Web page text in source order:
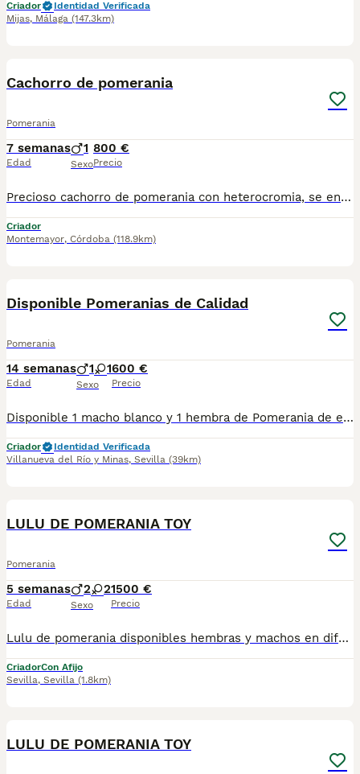
Criador
Identidad Verificada
Mijas, Málaga (147.3km)
Cachorro de pomerania
Pomerania
7 semanas
Edad
1
Sexo
800 €
Precio
Precioso cachorro de pomerania con heterocromia, se entrega con 3 vacunas, microchip y test vírico. Preferible entrega en persona, se pueden ver a los padres
Criador
Montemayor, Córdoba (118.9km)
Disponible Pomeranias de Calidad
Pomerania
14 semanas
Edad
1 1
Sexo
600 €
Precio
Disponible 1 macho blanco y 1 hembra de Pomerania de excelente calidad, están listos para entregar, tienen 3 meses, van con su vacuna y cartilla, hay disponibilidad de envío, más información al privado!! Hembra 700€ Macho 600€
Criador
Identidad Verificada
Villanueva del Río y Minas, Sevilla (39km)
LULU DE POMERANIA TOY
Pomerania
5 semanas
Edad
2 2
Sexo
1500 €
Precio
Lulu de pomerania disponibles hembras y machos en diferentes colores. Criadero particular especializado en la raza. Más información 673 011 600 Se entrega con toda la documentación al dia y garantías. Pvp desde 1.500 - 2.500 según cachorro Excelente calidad, pelaje, tamaño toy.
CriadorCon Afijo
Sevilla, Sevilla (1.8km)
LULU DE POMERANIA TOY